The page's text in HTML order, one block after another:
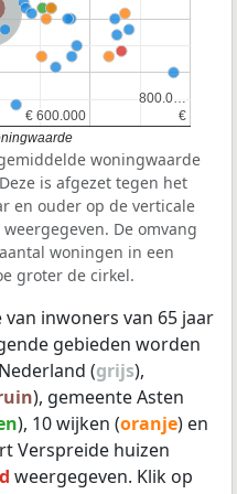
Brabant
€ 600.000
€ 600.000 €
€
800.0…
800.0…
woningwaarde
is afgezet tegen het
en ouder op de verticale
De omvang
woningen in een
groter de cirkel.
inwoners van 65 jaar
gebieden worden
(grijs),
), gemeente Asten
), 10 wijken (oranje) en
Verspreide huizen
weergegeven. Klik op